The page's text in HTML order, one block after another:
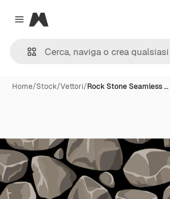
Close menu
Magnific
Home/Stock/Vettori/Rock Stone Seamless …